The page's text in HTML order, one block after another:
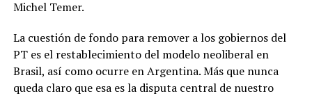
Michel Temer.
La cuestión de fondo para remover a los gobiernos del
PT es el restablecimiento del modelo neoliberal en
Brasil, así como ocurre en Argentina. Más que nunca
queda claro que esa es la disputa central de nuestro